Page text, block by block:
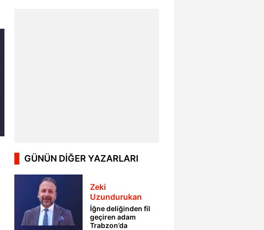
GÜNÜN DİĞER YAZARLARI
Zeki
Uzundurukan
İğne deliğinden fil
geçiren adam
Trabzon’da